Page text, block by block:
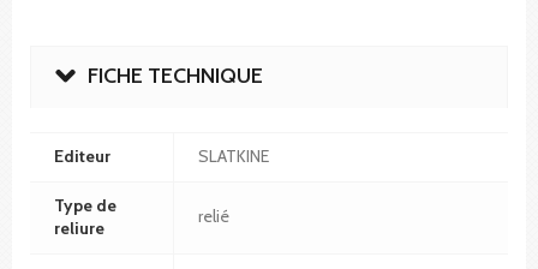
FICHE TECHNIQUE
Editeur SLATKINE
Type de
reliure
relié